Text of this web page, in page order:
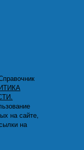
на сайте,
на